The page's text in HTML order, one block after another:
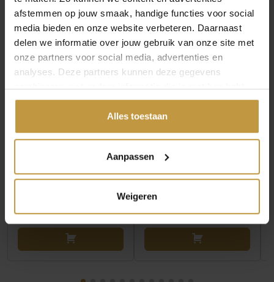
afstemmen op jouw smaak, handige functies voor social
media bieden en onze website verbeteren. Daarnaast
delen we informatie over jouw gebruik van onze site met
onze partners voor social media, advertenties en
analyses. Deze partners kunnen deze gegevens
combineren met andere informatie die je met hen hebt
gedeeld of die ze hebben verzameld via jouw gebruik van
Alles toestaan
Aanpassen
Weigeren
79,00
CALVIN KLEIN CK
COLLIER CJ35000965
werkdag
CALVIN KLEIN CK
SCULPTURED DROPS
COLLIER CJ35000954
werkdag